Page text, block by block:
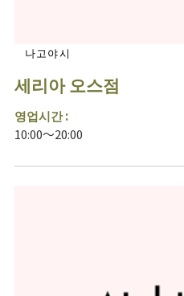
나고야시
세리아 오스점
영업시간 :
10:00～20:00